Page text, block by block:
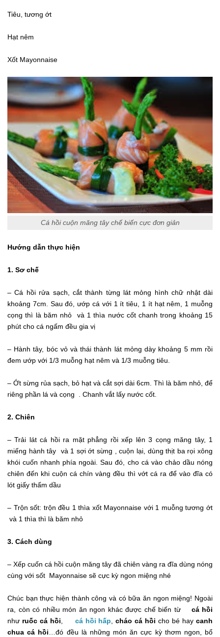
Tiêu, tương ớt
Hạt nêm
Xốt Mayonnaise
Cá hồi cuộn măng tây chế biến cực đơn giản
Hướng dẫn thực hiện
1. Sơ chế
– Cá hồi rửa sạch, cắt thành từng lát mỏng hình chữ nhật dài
khoảng 7cm. Sau đó, ướp cá với 1 ít tiêu, 1 ít hạt nêm, 1 muỗng
cọng thì là băm nhỏ và 1 thìa nước cốt chanh trong khoảng 15
phút cho cá ngấm đều gia vị
– Hành tây, bóc vỏ và thái thành lát mỏng dày khoảng 5 mm rồi
đem ướp với 1/3 muỗng hạt nêm và 1/3 muỗng tiêu.
– Ớt sừng rủa sạch, bỏ hạt và cắt sợi dài 6cm. Thì là băm nhỏ, để
riêng phần lá và cọng . Chanh vắt lấy nước cốt.
2. Chiên
– Trải lát cá hồi ra mặt phẳng rồi xếp lên 3 cọng măng tây, 1
miếng hành tây và 1 sợi ớt sừng , cuộn lại, dùng thịt ba rọi xông
khói cuốn nhanh phía ngoài. Sau đó, cho cá vào chảo dầu nóng
chiên đến khi cuộn cá chín vàng đều thì vớt cá ra để vào đĩa có
lót giấy thấm dầu
– Trộn sốt: trộn đều 1 thìa xốt Mayonnaise với 1 muỗng tương ớt
và 1 thìa thì là băm nhỏ
3. Cách dùng
– Xếp cuốn cá hồi cuộn măng tây đã chiên vàng ra đĩa dùng nóng
cùng với sốt Mayonnaise sẽ cực kỳ ngon miệng nhé
Chúc bạn thực hiện thành công và có bữa ăn ngon miệng! Ngoài
ra, còn có nhiều món ăn ngon khác được chế biến từcá hồi
như ruốc cá hồi cá hồi hấp ,cháo cá hồi cho bé haycanh
chua cá hồi …đó đều là những món ăn cực kỳ thơm ngon, bổ